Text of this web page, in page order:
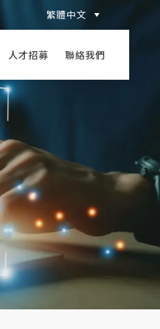
繁體中文
人才招募 聯絡我們